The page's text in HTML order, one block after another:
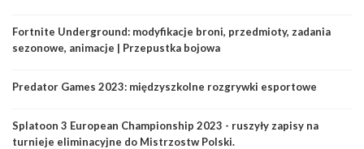
Fortnite Underground: modyfikacje broni, przedmioty, zadania
sezonowe, animacje | Przepustka bojowa
Predator Games 2023: międzyszkolne rozgrywki esportowe
Splatoon 3 European Championship 2023 - ruszyły zapisy na
turnieje eliminacyjne do Mistrzostw Polski.